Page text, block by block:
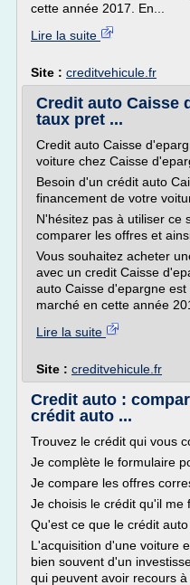
cette année 2017. En...
Lire la suite
Site : creditvehicule.fr
Credit auto Caisse
taux pret ...
Credit auto Caisse
voiture chez Caisse
Besoin d'un crédit auto
financement de votre
N'hésitez pas à utiliser ce
comparer les offres et
Vous souhaitez acheter
avec un credit Caisse
auto Caisse d'epargne
marché en cette année
Lire la suite
Site : creditvehicule.fr
Credit auto :
crédit auto ...
Trouvez le crédit qui vous
Je complète le formulaire
Je compare les offres
Je choisis le crédit qu'il me
Qu'est ce que le crédit
L'acquisition d'une voiture
bien souvent d'un
qui peuvent avoir recours à